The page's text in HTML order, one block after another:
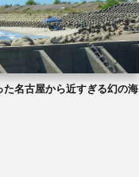
名古屋から近すぎる幻の海